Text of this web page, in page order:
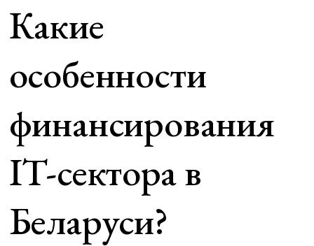
Какие
особенности
финансирования
IT-сектора в
Беларуси?